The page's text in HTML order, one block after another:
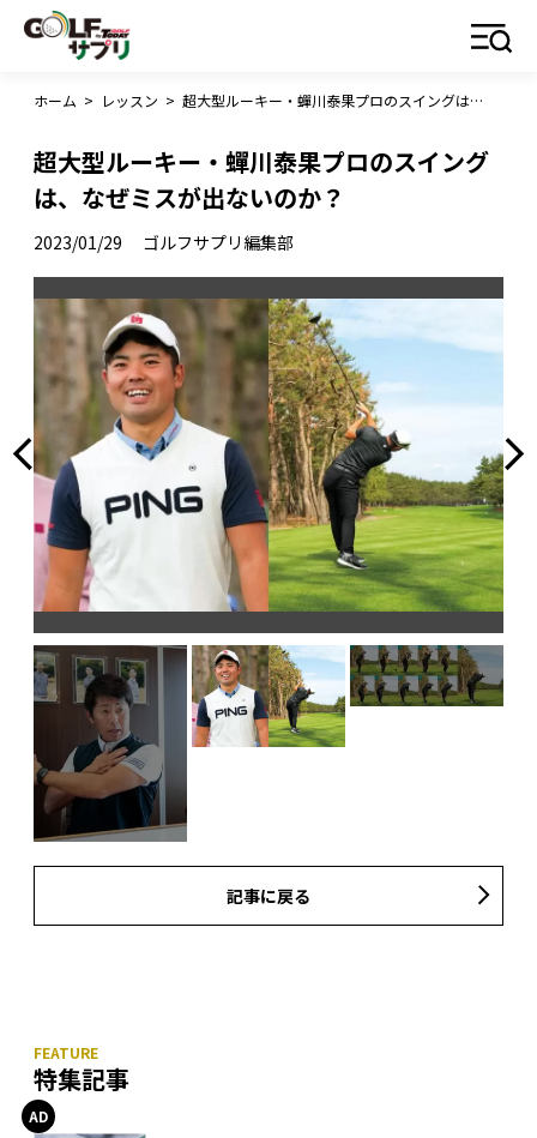
ホーム > レッスン > 超大型ルーキー・蟬川泰果プロのスイングは、なぜミスが出ないのか？
超大型ルーキー・蟬川泰果プロのスイング
は、なぜミスが出ないのか？
2023/01/29 ゴルフサプリ編集部
記事に戻る
特集記事